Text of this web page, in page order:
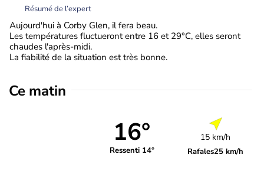
Résumé de l’expert
Aujourd'hui à Corby Glen, il fera beau.
Les températures fluctueront entre 16 et 29°C, elles seront
chaudes l'après-midi.
La fiabilité de la situation est très bonne.
Ce matin
16°
Ressenti 14°
15 km/h
Rafales25 km/h